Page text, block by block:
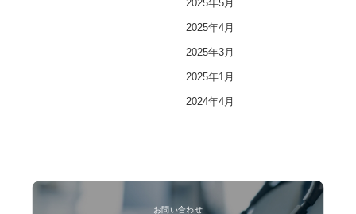
2025年5月
2025年4月
2025年3月
2025年1月
2024年4月
お問い合わせ